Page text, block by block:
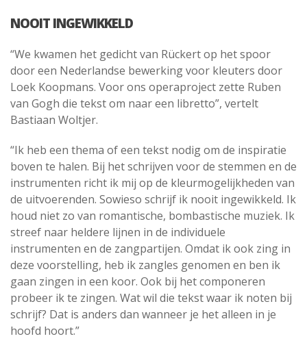
NOOIT INGEWIKKELD
“We kwamen het gedicht van Rückert op het spoor
door een Nederlandse bewerking voor kleuters door
Loek Koopmans. Voor ons operaproject zette Ruben
van Gogh die tekst om naar een libretto”, vertelt
Bastiaan Woltjer.
“Ik heb een thema of een tekst nodig om de inspiratie
boven te halen. Bij het schrijven voor de stemmen en de
instrumenten richt ik mij op de kleurmogelijkheden van
de uitvoerenden. Sowieso schrijf ik nooit ingewikkeld. Ik
houd niet zo van romantische, bombastische muziek. Ik
streef naar heldere lijnen in de individuele
instrumenten en de zangpartijen. Omdat ik ook zing in
deze voorstelling, heb ik zangles genomen en ben ik
gaan zingen in een koor. Ook bij het componeren
probeer ik te zingen. Wat wil die tekst waar ik noten bij
schrijf? Dat is anders dan wanneer je het alleen in je
hoofd hoort.”